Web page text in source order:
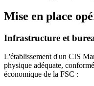
Mise en place
Infrastructure et
L'établissement d'un CIS
physique adéquate,
économique de la FSC :